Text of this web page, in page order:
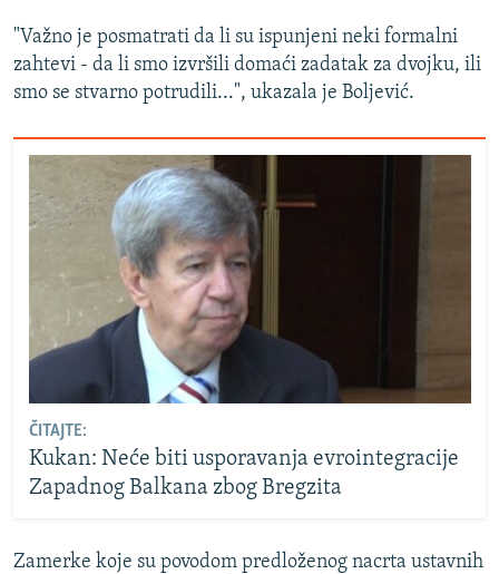
"Važno je posmatrati da li su ispunjeni neki formalni
zahtevi - da li smo izvršili domaći zadatak za dvojku, ili
smo se stvarno potrudili...", ukazala je Boljević.
ČITAJTE:
Kukan: Neće biti usporavanja evrointegracije
Zapadnog Balkana zbog Bregzita
Zamerke koje su povodom predloženog nacrta ustavnih